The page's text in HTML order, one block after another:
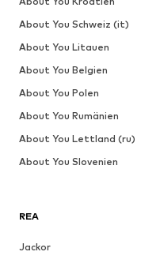
REA
Jackor
About You Schweiz (it)
About You Litauen
About You Belgien
About You Polen
About You Rumänien
About You Lettland (ru)
About You Slovenien